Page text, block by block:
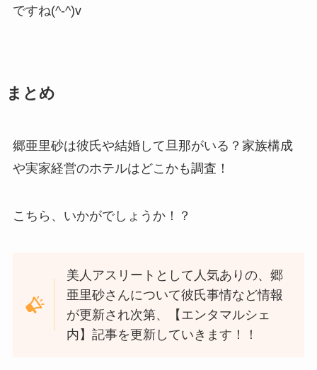
ですね(^-^)v
まとめ
郷亜里砂は彼氏や結婚して旦那がいる？家族構成
や実家経営のホテルはどこかも調査！
こちら、いかがでしょうか！？
美人アスリートとして人気ありの、郷
亜里砂さんについて彼氏事情など情報
が更新され次第、【エンタマルシェ
内】記事を更新していきます！！